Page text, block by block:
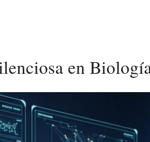
en